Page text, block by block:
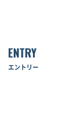
ENTRY
エントリー